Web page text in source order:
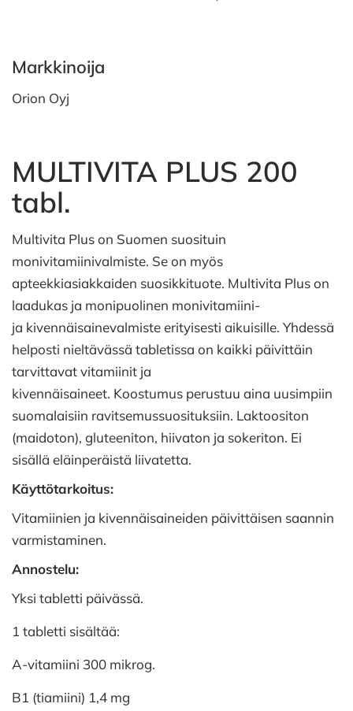
Markkinoija
Orion Oyj
MULTIVITA PLUS 200
tabl.
Multivita Plus on Suomen suosituin
monivitamiinivalmiste. Se on myös
apteekkiasiakkaiden suosikkituote. Multivita Plus on
laadukas ja monipuolinen monivitamiini-
ja kivennäisainevalmiste erityisesti aikuisille. Yhdessä
helposti nieltävässä tabletissa on kaikki päivittäin
tarvittavat vitamiinit ja
kivennäisaineet. Koostumus perustuu aina uusimpiin
suomalaisiin ravitsemussuosituksiin. Laktoositon
(maidoton), gluteeniton, hiivaton ja sokeriton. Ei
sisällä eläinperäistä liivatetta.
Käyttötarkoitus:
Vitamiinien ja kivennäisaineiden päivittäisen saannin
varmistaminen.
Annostelu:
Yksi tabletti päivässä.
1 tabletti sisältää:
A-vitamiini 300 mikrog.
B1 (tiamiini) 1,4 mg